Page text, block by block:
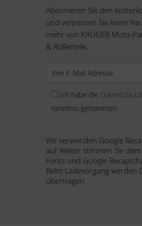
Abonnieren Sie den
und verpassen Sie keine
mehr von KRÜGER Moto-
& Rollerteile.
Ich habe die
Kenntnis genommen.
Wir verwenden Google
auf Weiter stimmen Sie
Fonts und Google
Beim Ladevorgang werden
übertragen.